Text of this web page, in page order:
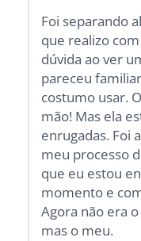
Foi separando
que realizo
dúvida ao ver
pareceu
costumo usar.
mão! Mas ela
enrugadas. Foi
meu processo
que eu estou
momento e
Agora não era
mas o meu.